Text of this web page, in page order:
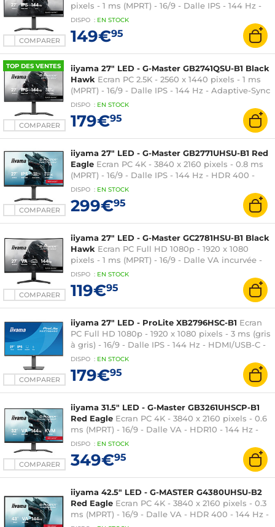
COMPARER
pixels - 1 ms (MPRT) - 16/9 - Dalle IPS - 144 Hz -
FreeSync - HDMI/DisplayPort - Pivot - Haut-
parleurs - Hub USB - Noir
DISPO : EN STOCK
149€95
TOP DES VENTES
COMPARER
iiyama 27" LED - G-Master GB2741QSU-B1 Black
Hawk Ecran PC 2.5K - 2560 x 1440 pixels - 1 ms
(MPRT) - 16/9 - Dalle IPS - 144 Hz - Adaptive-Sync
/ G-SYNC Compatible - HDMI/DisplayPort - Pivot
- Haut-parleurs - Hub USB - Noir
DISPO : EN STOCK
179€95
COMPARER
iiyama 27" LED - G-Master GB2771UHSU-B1 Red
Eagle Ecran PC 4K - 3840 x 2160 pixels - 0.8 ms
(MPRT) - 16/9 - Dalle IPS - 144 Hz - HDR 400 -
FreeSync Premium / G-SYNC Compatible -
HDMI/DisplayPort - Pivot - Hub USB - Noir
DISPO : EN STOCK
299€95
COMPARER
iiyama 27" LED - G-Master GC2781HSU-B1 Black
Hawk Ecran PC Full HD 1080p - 1920 x 1080
pixels - 1 ms (MPRT) - 16/9 - Dalle VA incurvée -
144 Hz - FreeSync - HDMI/DisplayPort - Haut-
parleurs - Hub USB - Noir
DISPO : EN STOCK
119€95
COMPARER
iiyama 27" LED - ProLite XB2796HSC-B1 Ecran
PC Full HD 1080p - 1920 x 1080 pixels - 3 ms (gris
à gris) - 16/9 - Dalle IPS - 144 Hz - HDMI/USB-C -
Pivot - Hub USB - Noir
DISPO : EN STOCK
179€95
COMPARER
iiyama 31.5" LED - G-Master GB3261UHSCP-B1
Red Eagle Ecran PC 4K - 3840 x 2160 pixels - 0.6
ms (MPRT) - 16/9 - Dalle VA - HDR10 - 144 Hz -
FreeSync Premium - DisplayPort/HDMI/USB-C -
DISPO : EN STOCK
349€95
iiyama 42.5" LED - G-MASTER G4380UHSU-B2
Red Eagle Ecran PC 4K - 3840 x 2160 pixels - 0.3
ms (MPRT) - 16/9 - Dalle VA - HDR 400 - 144 Hz -